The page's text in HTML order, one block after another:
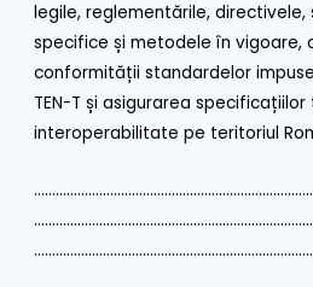
legile, reglementările,
specifice și metodele în vigoare,
conformității standardelor
TEN-T și asigurarea
interoperabilitate pe teritoriul